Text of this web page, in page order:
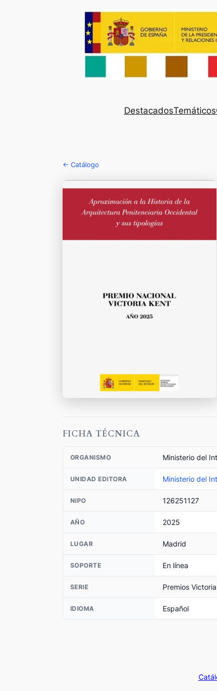
DestacadosTemáticos
← Catálogo
FICHA TÉCNICA
ORGANISMO Ministerio del
UNIDAD EDITORA Ministerio del
NIPO 126251127
AÑO 2025
LUGAR Madrid
SOPORTE En línea
SERIE Premios
IDIOMA Español